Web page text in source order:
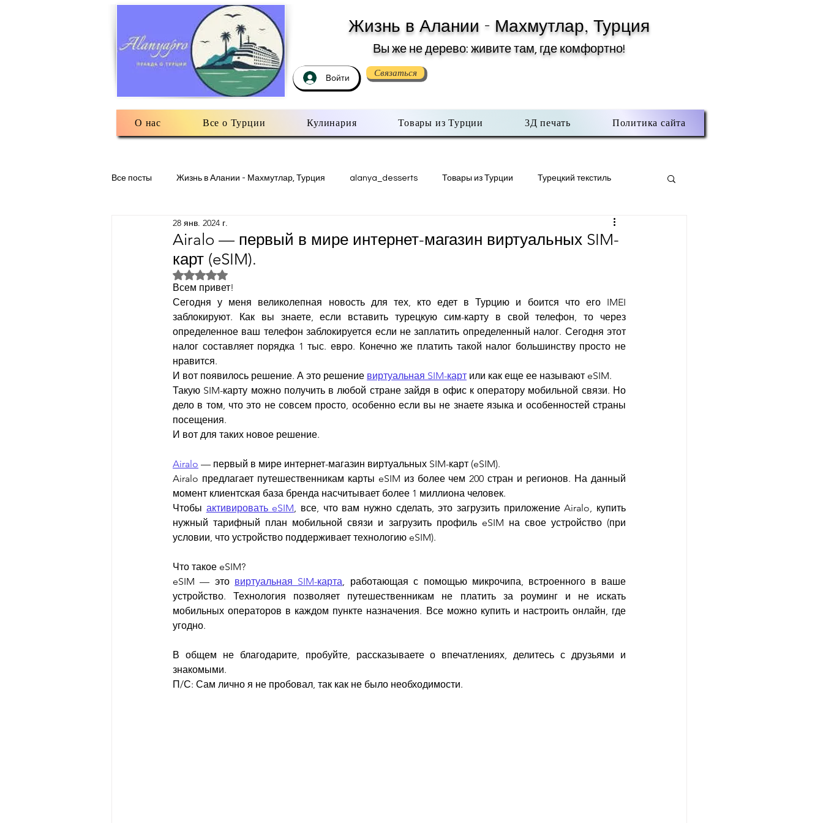
Жизнь в Алании - Махмутлар, Турция
Вы же не дерево: живите там, где комфортно!
Войти Связаться
О нас Все о Турции Кулинария Товары из Турции 3Д печать Политика сайта
Все посты Жизнь в Алании - Махмутлар, Турция alanya_desserts Товары из Турции Турецкий текстиль
Разное: обо всем помаленьку
Airalo — первый в мире интернет-магазин виртуальных SIM-
карт (eSIM).
28 янв. 2024 г.
Оценка: не число из 5 звезд.
Всем привет!
Сегодня у меня великолепная новость для тех, кто едет в Турцию и боится что его IMEI
заблокируют. Как вы знаете, если вставить турецкую сим-карту в свой телефон, то через
определенное ваш телефон заблокируется если не заплатить определенный налог. Сегодня этот
налог составляет порядка 1 тыс. евро. Конечно же платить такой налог большинству просто не
нравится.
И вот появилось решение. А это решение виртуальная SIM-карт или как еще ее называют eSIM.
Такую SIM-карту можно получить в любой стране зайдя в офис к оператору мобильной связи. Но
дело в том, что это не совсем просто, особенно если вы не знаете языка и особенностей страны
посещения.
И вот для таких новое решение.
Airalo — первый в мире интернет-магазин виртуальных SIM-карт (eSIM).
Airalo предлагает путешественникам карты eSIM из более чем 200 стран и регионов. На данный
момент клиентская база бренда насчитывает более 1 миллиона человек.
Чтобы активировать eSIM, все, что вам нужно сделать, это загрузить приложение Airalo, купить
нужный тарифный план мобильной связи и загрузить профиль eSIM на свое устройство (при
условии, что устройство поддерживает технологию eSIM).
Что такое eSIM?
eSIM — это виртуальная SIM-карта, работающая с помощью микрочипа, встроенного в ваше
устройство. Технология позволяет путешественникам не платить за роуминг и не искать
мобильных операторов в каждом пункте назначения. Все можно купить и настроить онлайн, где
угодно.
В общем не благодарите, пробуйте, рассказываете о впечатлениях, делитесь с друзьями и
знакомыми.
П/С: Сам лично я не пробовал, так как не было необходимости.